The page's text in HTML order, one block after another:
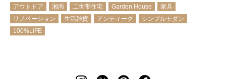
アウトドア
湘南 二世帯住宅 Garden House
家具
リノベーション
生活雑貨 アンティーク
シンプルモダン
100%LiFE